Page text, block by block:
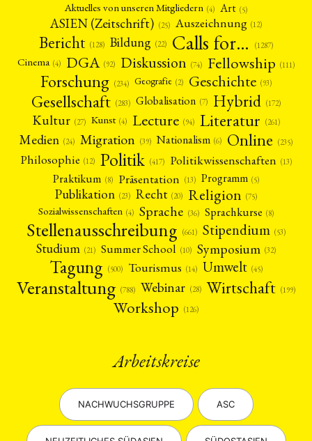
ARBEITSKREISE VERANSTALTUNGEN
ANGEBOTE
ANTRAG AUF EINEN SMALL GRANT DER DGA MITGLIEDERBEREICH
MITGLIEDSCHAFT
Aktuelles von unseren Mitgliedern (4) Art (5)
ASIEN (Zeitschrift) (25) Auszeichnung (12)
Bericht (128) Bildung (22) Calls for… (1287)
Cinema (4) DGA (92) Diskussion (74) Fellowship (111)
Forschung (234) Geografie (2) Geschichte (93)
Gesellschaft (283) Globalisation (7) Hybrid (172)
Kultur (27) Kunst (4) Lecture (94) Literatur (261)
Medien (24) Migration (39) Nationalism (6) Online (235)
Philosophie (12) Politik (417) Politikwissenschaften (13)
Praktikum (8) Präsentation (13) Programm (5)
Publikation (23) Recht (20) Religion (75)
Sozialwissenschaften (4) Sprache (36) Sprachkurse (8)
Stellenausschreibung (661) Stipendium (53)
Studium (21) Summer School (10) Symposium (32)
Tagung (500) Tourismus (14) Umwelt (45)
Veranstaltung (788) Webinar (28) Wirtschaft (199)
Workshop (126)
Arbeitskreise
NACHWUCHSGRUPPE ASC